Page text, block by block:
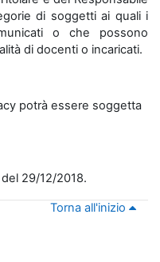
di soggetti ai quali i
o che possono
di docenti o incaricati.
potrà essere soggetta
29/12/2018.
Torna all'inizio